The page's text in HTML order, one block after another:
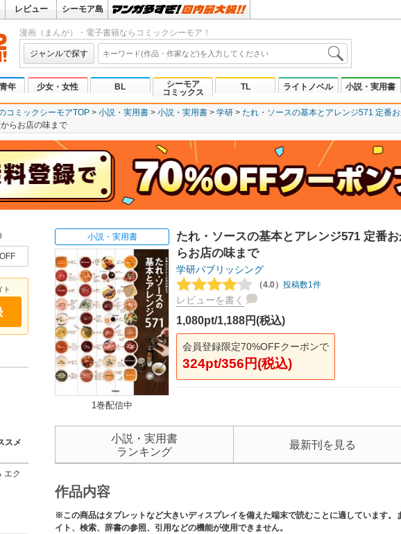
レビュー シーモア島
漫画（まんが）・電子書籍ならコミックシーモア！
ジャンルで探す
年 少女・女性 BL
シーモア
コミックス
TL ライトノベル 小説・実用書
コミックシーモアTOP 小説・実用書 小説・実用書 学研
たれ・ソースの基本とアレンジ571 定番
らお店の味まで
OFF
ト
スメ
エク
小説・実用書
1巻配信中
たれ・ソースの基本とアレンジ571 定番
らお店の味まで
学研パブリッシング
（4.0） 投稿数1件
レビューを書く
1,080pt/1,188円(税込)
会員登録限定70%OFFクーポンで
324pt/356円(税込)
小説・実用書
ランキング
最新刊を見る
作品内容
※この商品はタブレットなど大きいディスプレイを備えた端末で読むことに適しています
イト、検索、辞書の参照、引用などの機能が使用できません。